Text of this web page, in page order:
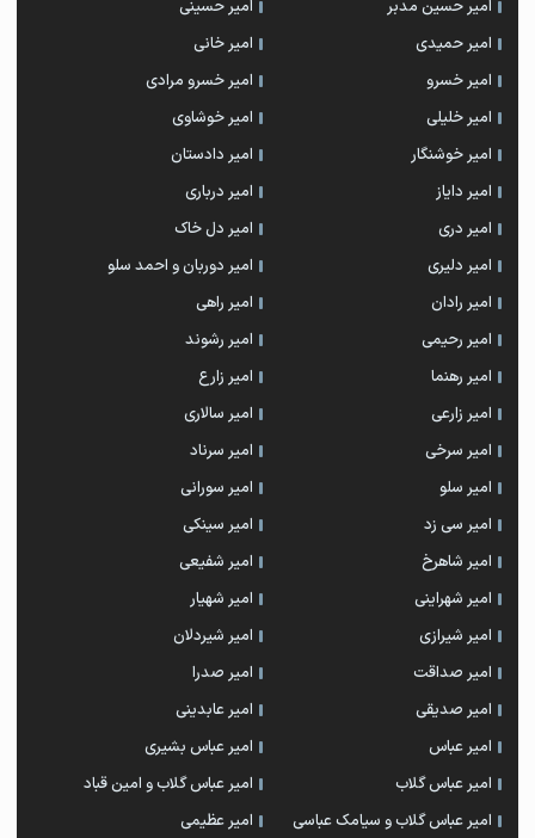
امیر حسین مدبر
امیر حسینی
امیر حمیدی
امیر خانی
امیر خسرو
امیر خسرو مرادی
امیر خلیلی
امیر خوشاوی
امیر خوشنگار
امیر دادستان
امیر دایاز
امیر درباری
امیر دری
امیر دل خاک
امیر دلیری
امیر دوربان و احمد سلو
امیر رادان
امیر راهی
امیر رحیمی
امیر رشوند
امیر رهنما
امیر زارع
امیر زارعی
امیر سالاری
امیر سرخی
امیر سرناد
امیر سلو
امیر سورانی
امیر سی زد
امیر سینکی
امیر شاهرخ
امیر شفیعی
امیر شهراینی
امیر شهیار
امیر شیرازی
امیر شیردلان
امیر صداقت
امیر صدرا
امیر صدیقی
امیر عابدینی
امیر عباس
امیر عباس بشیری
امیر عباس گلاب
امیر عباس گلاب و امین قباد
امیر عباس گلاب و سیامک عباسی
امیر عظیمی